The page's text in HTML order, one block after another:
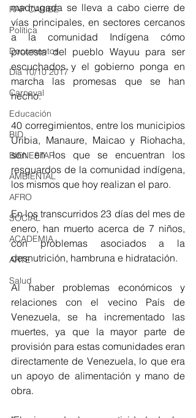
RAP CARIBE
Política
Documentos
Día 10/10 2017
Carnaval
Educación
BID
BIENESTAR
AMBIENTAL
AFRO
SOCIAL
ACADEMIA
ARTE
Salud
madrugada se lleva a cabo cierre de
vías principales, en sectores cercanos
a la comunidad Indígena cómo
protesta del pueblo Wayuu para ser
escuchados y el gobierno ponga en
marcha las promesas que se han
hecho.
40 corregimientos, entre los municipios
Uribia, Manaure, Maicao y Riohacha,
son en los que se encuentran los
resguardos de la comunidad indígena,
los mismos que hoy realizan el paro.
En los transcurridos 23 días del mes de
enero, han muerto acerca de 7 niños,
con problemas asociados a la
desnutrición, hambruna e hidratación.
Al haber problemas económicos y
relaciones con el vecino País de
Venezuela, se ha incrementado las
muertes, ya que la mayor parte de
provisión para estas comunidades eran
directamente de Venezuela, lo que era
un apoyo de alimentación y mano de
obra.